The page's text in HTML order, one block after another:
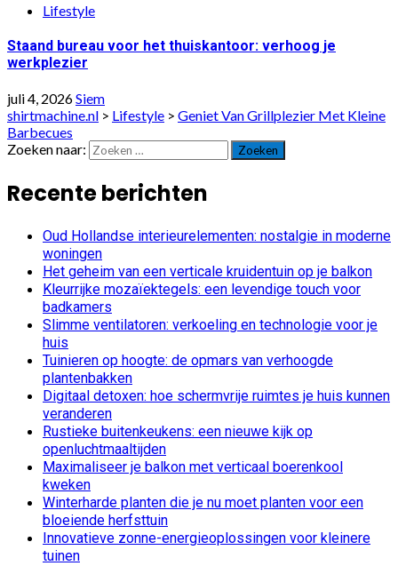
Lifestyle
Staand bureau voor het thuiskantoor: verhoog je
werkplezier
juli 4, 2026Siem
shirtmachine.nl > Lifestyle > Geniet Van Grillplezier Met Kleine
Barbecues
Zoeken naar:
Recente berichten
Oud Hollandse interieurelementen: nostalgie in moderne
woningen
Het geheim van een verticale kruidentuin op je balkon
Kleurrijke mozaïektegels: een levendige touch voor
badkamers
Slimme ventilatoren: verkoeling en technologie voor je
huis
Tuinieren op hoogte: de opmars van verhoogde
plantenbakken
Digitaal detoxen: hoe schermvrije ruimtes je huis kunnen
veranderen
Rustieke buitenkeukens: een nieuwe kijk op
openluchtmaaltijden
Maximaliseer je balkon met verticaal boerenkool
kweken
Winterharde planten die je nu moet planten voor een
bloeiende herfsttuin
Innovatieve zonne-energieoplossingen voor kleinere
tuinen